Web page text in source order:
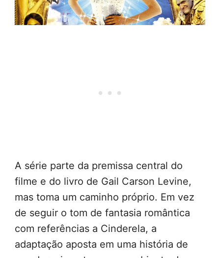
A série parte da premissa central do
filme e do livro de Gail Carson Levine,
mas toma um caminho próprio. Em vez
de seguir o tom de fantasia romântica
com referências a Cinderela, a
adaptação aposta em uma história de